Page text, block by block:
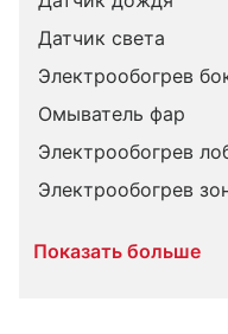
Датчик света
Электрообогрев
Омыватель фар
Электрообогрев
Электрообогрев
Показать больше